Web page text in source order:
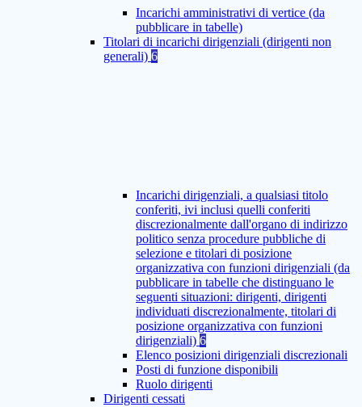
Incarichi amministrativi di vertice (da
pubblicare in tabelle)
Titolari di incarichi dirigenziali (dirigenti non
generali) 6
Incarichi dirigenziali, a qualsiasi titolo
conferiti, ivi inclusi quelli conferiti
discrezionalmente dall'organo di indirizzo
politico senza procedure pubbliche di
selezione e titolari di posizione
organizzativa con funzioni dirigenziali (da
pubblicare in tabelle che distinguano le
seguenti situazioni: dirigenti, dirigenti
individuati discrezionalmente, titolari di
posizione organizzativa con funzioni
dirigenziali) 6
Elenco posizioni dirigenziali discrezionali
Posti di funzione disponibili
Ruolo dirigenti
Dirigenti cessati